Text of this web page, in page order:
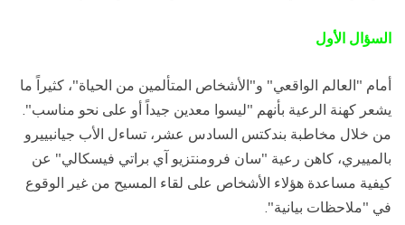
السؤال الأول
أمام "العالم الواقعي" و"الأشخاص المتألمين من الحياة"، كثيراً ما
يشعر كهنة الرعية بأنهم "ليسوا معدين جيداً أو على نحو مناسب".
من خلال مخاطبة بندكتس السادس عشر، تساءل الأب جيانبييرو
بالمييري، كاهن رعية "سان فرومنتزيو آي براتي فيسكالي" عن
كيفية مساعدة هؤلاء الأشخاص على لقاء المسيح من غير الوقوع
في "ملاحظات بيانية".